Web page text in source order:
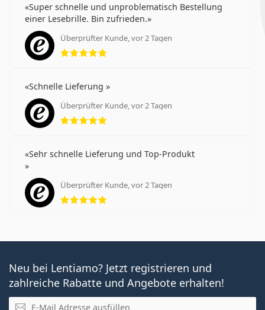
Super schnelle und unproblematisch Bestellung
einer Lesebrille. Bin zufrieden.
Überprüfter Kunde, vor 2 Tagen
Bewertung 5 aus 5
Schnelle Lieferung
Überprüfter Kunde, vor 2 Tagen
Bewertung 5 aus 5
Sehr schnelle Lieferung und Top-Produkt
Überprüfter Kunde, vor 2 Tagen
Bewertung 5 aus 5
Neu bei Lentiamo? Jetzt registrieren und
zahlreiche Rabatte und Angebote erhalten!
E-Mail